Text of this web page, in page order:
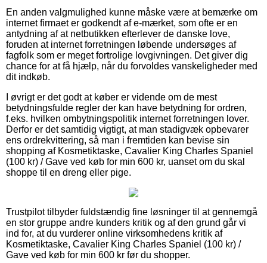
En anden valgmulighed kunne måske være at bemærke om
internet firmaet er godkendt af e-mærket, som ofte er en
antydning af at netbutikken efterlever de danske love,
foruden at internet forretningen løbende undersøges af
fagfolk som er meget fortrolige lovgivningen. Det giver dig
chance for at få hjælp, når du forvoldes vanskeligheder med
dit indkøb.
I øvrigt er det godt at køber er vidende om de mest
betydningsfulde regler der kan have betydning for ordren,
f.eks. hvilken ombytningspolitik internet forretningen lover.
Derfor er det samtidig vigtigt, at man stadigvæk opbevarer
ens ordrekvittering, så man i fremtiden kan bevise sin
shopping af Kosmetiktaske, Cavalier King Charles Spaniel
(100 kr) / Gave ved køb for min 600 kr, uanset om du skal
shoppe til en dreng eller pige.
Trustpilot tilbyder fuldstændig fine løsninger til at gennemgå
en stor gruppe andre kunders kritik og af den grund går vi
ind for, at du vurderer online virksomhedens kritik af
Kosmetiktaske, Cavalier King Charles Spaniel (100 kr) /
Gave ved køb for min 600 kr før du shopper.